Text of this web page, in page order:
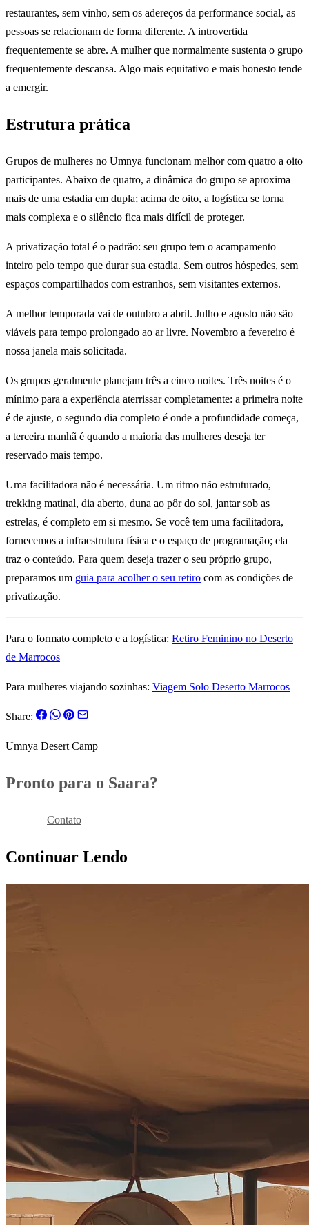
restaurantes, sem vinho, sem os adereços da performance social, as
pessoas se relacionam de forma diferente. A introvertida
frequentemente se abre. A mulher que normalmente sustenta o grupo
frequentemente descansa. Algo mais equitativo e mais honesto tende
a emergir.
Estrutura prática
Grupos de mulheres no Umnya funcionam melhor com quatro a oito
participantes. Abaixo de quatro, a dinâmica do grupo se aproxima
mais de uma estadia em dupla; acima de oito, a logística se torna
mais complexa e o silêncio fica mais difícil de proteger.
A privatização total é o padrão: seu grupo tem o acampamento
inteiro pelo tempo que durar sua estadia. Sem outros hóspedes, sem
espaços compartilhados com estranhos, sem visitantes externos.
A melhor temporada vai de outubro a abril. Julho e agosto não são
viáveis para tempo prolongado ao ar livre. Novembro a fevereiro é
nossa janela mais solicitada.
Os grupos geralmente planejam três a cinco noites. Três noites é o
mínimo para a experiência aterrissar completamente: a primeira noite
é de ajuste, o segundo dia completo é onde a profundidade começa,
a terceira manhã é quando a maioria das mulheres deseja ter
reservado mais tempo.
Uma facilitadora não é necessária. Um ritmo não estruturado,
trekking matinal, dia aberto, duna ao pôr do sol, jantar sob as
estrelas, é completo em si mesmo. Se você tem uma facilitadora,
fornecemos a infraestrutura física e o espaço de programação; ela
traz o conteúdo. Para quem deseja trazer o seu próprio grupo,
preparamos um guia para acolher o seu retiro com as condições de
privatização.
Para o formato completo e a logística: Retiro Feminino no Deserto
de Marrocos
Para mulheres viajando sozinhas: Viagem Solo Deserto Marrocos
Share:
Umnya Desert Camp
Pronto para o Saara?
Contato
Continuar Lendo